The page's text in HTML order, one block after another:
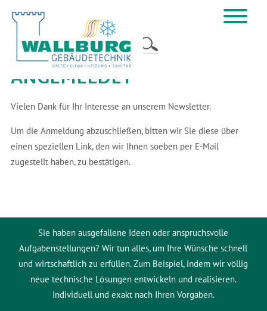
Home Newsletter
ANGEMELDET
Vielen Dank für Ihr Interesse an unserem Newsletter.
Um die Anmeldung abzuschließen, bitten wir Sie diese über
einen speziellen Link, den wir Ihnen soeben per E-Mail
zugestellt haben, zu bestätigen.
Sie haben ausgefallene Ideen oder anspruchsvolle
Aufgabenstellungen? Wir tun alles, um Ihre Wünsche schnell
und wirtschaftlich zu erfüllen. Zum Beispiel, indem wir völlig
neue technische Lösungen entwickeln und realisieren.
Individuell und exakt nach Ihren Vorgaben.